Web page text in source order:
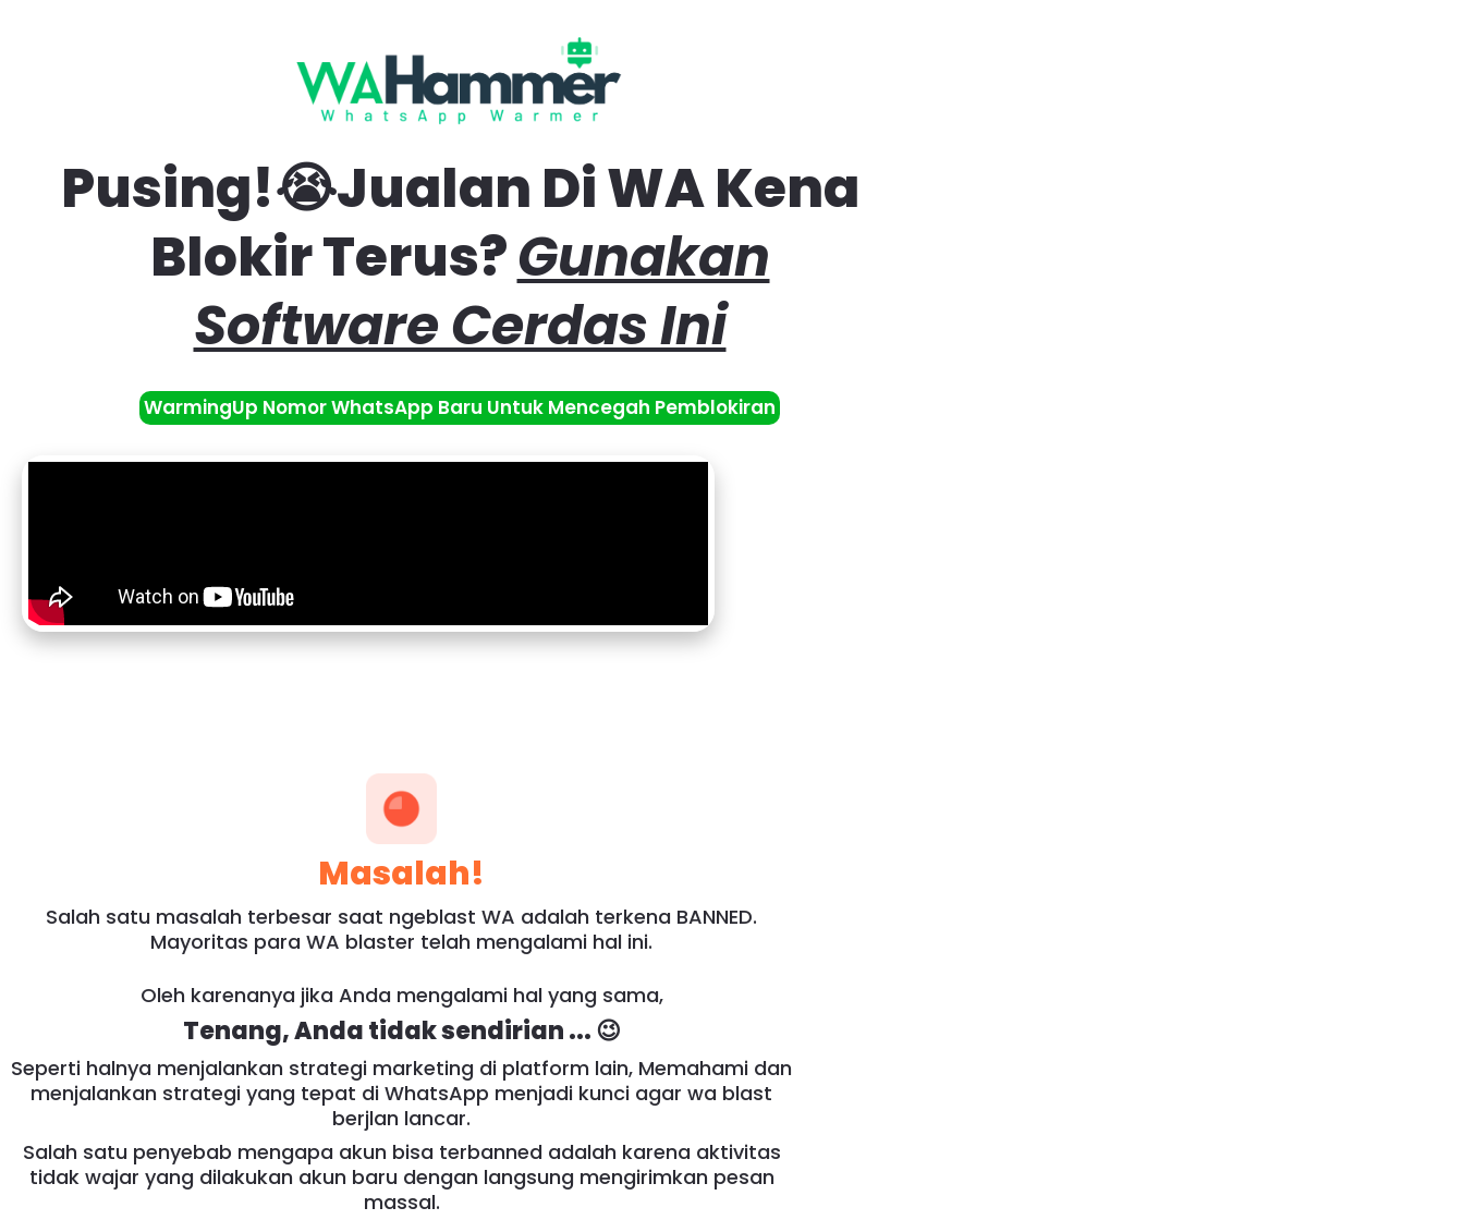
Pusing!😭Jualan Di WA Kena
Blokir Terus?Gunakan
Software Cerdas Ini
WarmingUp Nomor WhatsApp Baru Untuk Mencegah Pemblokiran
Masalah!
Salah satu masalah terbesar saat ngeblast WA adalah terkena BANNED.
Mayoritas para WA blaster telah mengalami hal ini.
Oleh karenanya jika Anda mengalami hal yang sama,
Tenang, Anda tidak sendirian ... 😉
Seperti halnya menjalankan strategi marketing di platform lain, Memahami dan
menjalankan strategi yang tepat di WhatsApp menjadi kunci agar wa blast
berjlan lancar.
Salah satu penyebab mengapa akun bisa terbanned adalah karena aktivitas
tidak wajar yang dilakukan akun baru dengan langsung mengirimkan pesan
massal.